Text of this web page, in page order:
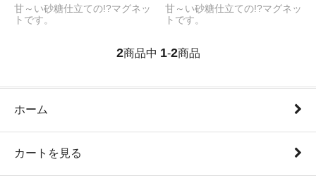
甘～い砂糖仕立ての!?マグネッ
トです。
甘～い砂糖仕立ての!?マグネッ
トです。
2商品中 1-2商品
ホーム
カートを見る